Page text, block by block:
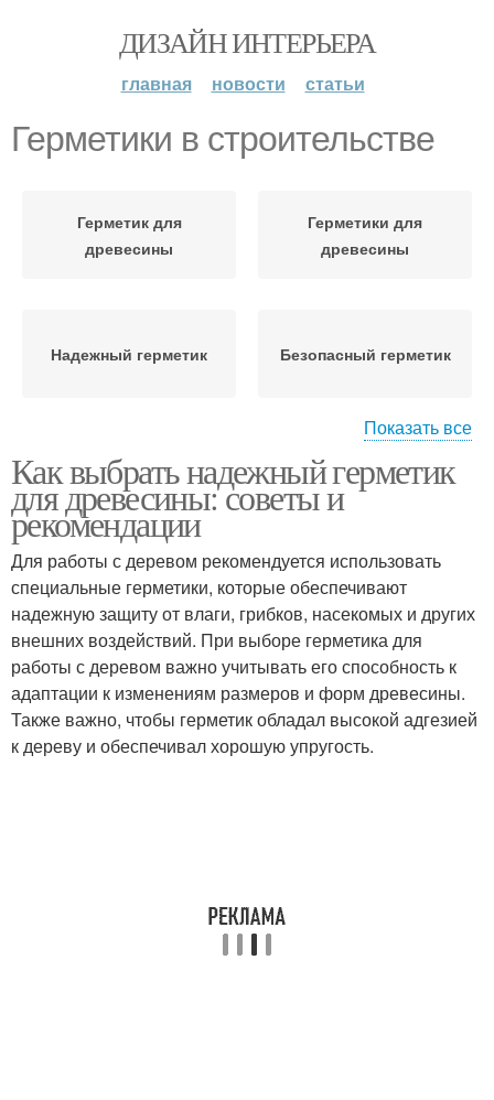
ДИЗАЙН ИНТЕРЬЕРА
главная новости статьи
Герметики в строительстве
Герметик для
древесины
Герметики для
древесины
Надежный герметик Безопасный герметик
Герметик для
конкретного типа
Силиконовые
герметики
Акриловый герметик Масляные герметики
Показать все
Как выбрать надежный герметик
для древесины: советы и
рекомендации
Для работы с деревом рекомендуется использовать
специальные герметики, которые обеспечивают
надежную защиту от влаги, грибков, насекомых и других
внешних воздействий. При выборе герметика для
работы с деревом важно учитывать его способность к
адаптации к изменениям размеров и форм древесины.
Также важно, чтобы герметик обладал высокой адгезией
к дереву и обеспечивал хорошую упругость.